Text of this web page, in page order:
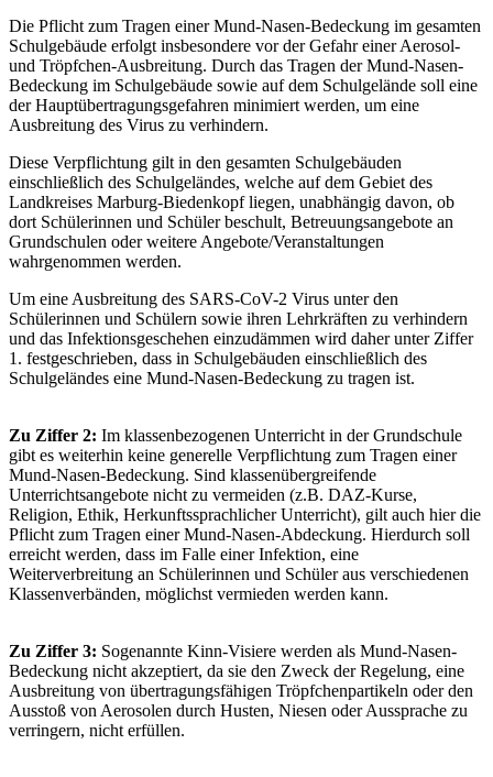
Die Pflicht zum Tragen einer Mund-Nasen-Bedeckung im gesamten
Schulgebäude erfolgt insbesondere vor der Gefahr einer Aerosol-
und Tröpfchen-Ausbreitung. Durch das Tragen der Mund-Nasen-
Bedeckung im Schulgebäude sowie auf dem Schulgelände soll eine
der Hauptübertragungsgefahren minimiert werden, um eine
Ausbreitung des Virus zu verhindern.
Diese Verpflichtung gilt in den gesamten Schulgebäuden
einschließlich des Schulgeländes, welche auf dem Gebiet des
Landkreises Marburg-Biedenkopf liegen, unabhängig davon, ob
dort Schülerinnen und Schüler beschult, Betreuungsangebote an
Grundschulen oder weitere Angebote/Veranstaltungen
wahrgenommen werden.
Um eine Ausbreitung des SARS-CoV-2 Virus unter den
Schülerinnen und Schülern sowie ihren Lehrkräften zu verhindern
und das Infektionsgeschehen einzudämmen wird daher unter Ziffer
1. festgeschrieben, dass in Schulgebäuden einschließlich des
Schulgeländes eine Mund-Nasen-Bedeckung zu tragen ist.
Zu Ziffer 2: Im klassenbezogenen Unterricht in der Grundschule
gibt es weiterhin keine generelle Verpflichtung zum Tragen einer
Mund-Nasen-Bedeckung. Sind klassenübergreifende
Unterrichtsangebote nicht zu vermeiden (z.B. DAZ-Kurse,
Religion, Ethik, Herkunftssprachlicher Unterricht), gilt auch hier die
Pflicht zum Tragen einer Mund-Nasen-Abdeckung. Hierdurch soll
erreicht werden, dass im Falle einer Infektion, eine
Weiterverbreitung an Schülerinnen und Schüler aus verschiedenen
Klassenverbänden, möglichst vermieden werden kann.
Zu Ziffer 3: Sogenannte Kinn-Visiere werden als Mund-Nasen-
Bedeckung nicht akzeptiert, da sie den Zweck der Regelung, eine
Ausbreitung von übertragungsfähigen Tröpfchenpartikeln oder den
Ausstoß von Aerosolen durch Husten, Niesen oder Aussprache zu
verringern, nicht erfüllen.